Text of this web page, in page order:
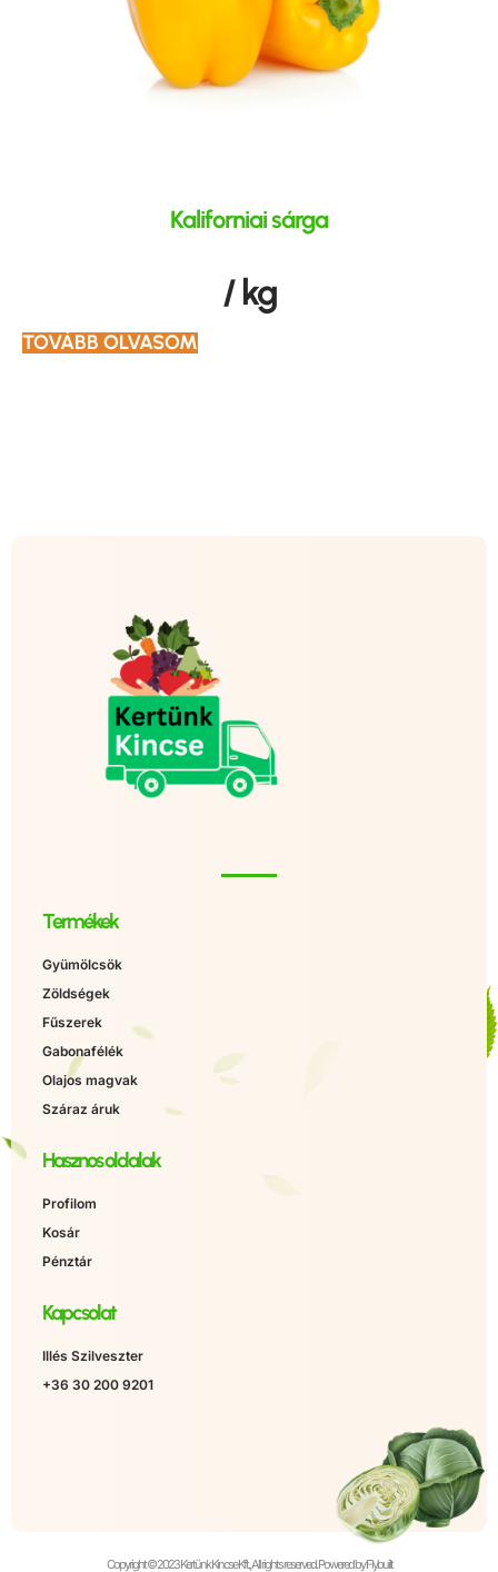
Kaliforniai sárga
/ kg
TOVÁBB OLVASOM
Termékek
Gyümölcsök
Zöldségek
Fűszerek
Gabonafélék
Olajos magvak
Száraz áruk
Hasznos oldalak
Profilom
Kosár
Pénztár
Kapcsolat
Illés Szilveszter
+36 30 200 9201
Copyright © 2023 Kertünk Kincse Kft., All rights reserved. Powered by Flybuilt